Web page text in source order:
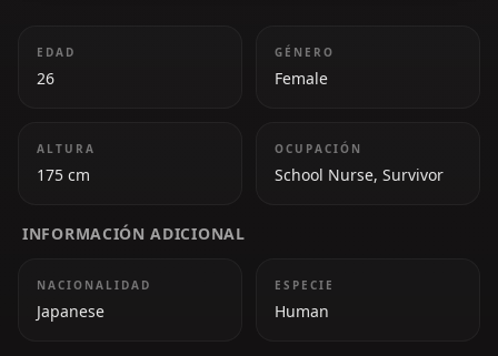
EDAD
26
GÉNERO
Female
ALTURA
175 cm
OCUPACIÓN
School Nurse, Survivor
INFORMACIÓN ADICIONAL
NACIONALIDAD
Japanese
ESPECIE
Human